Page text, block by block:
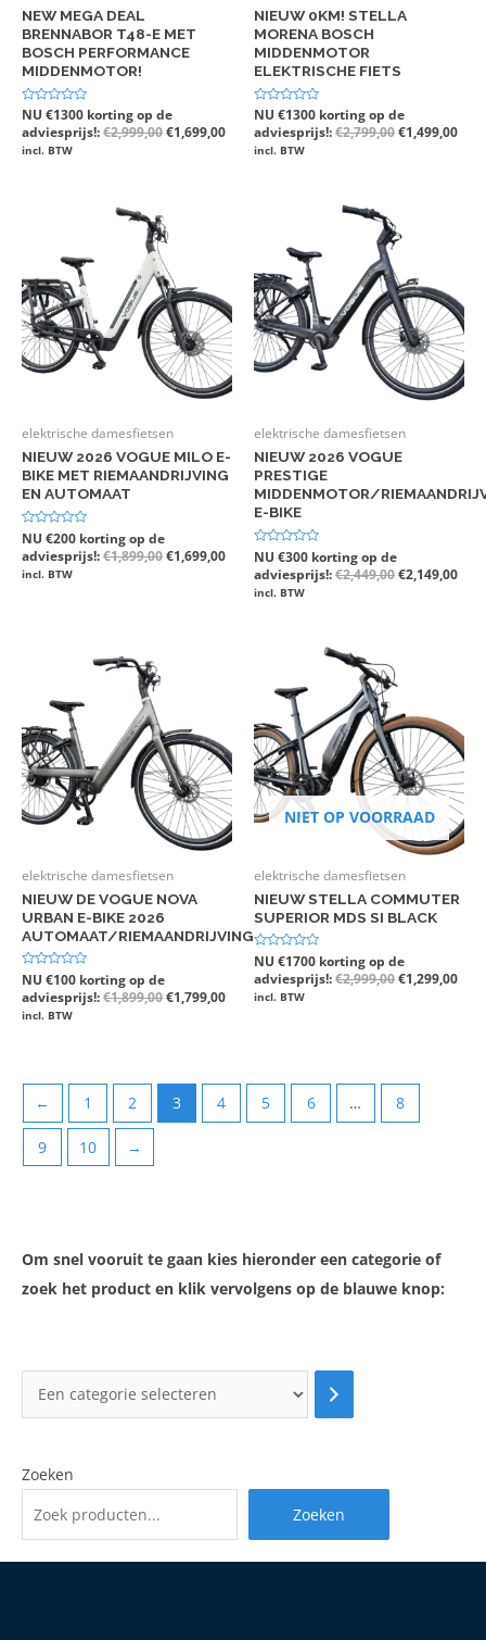
NEW MEGA DEAL
BRENNABOR T48-E MET
BOSCH PERFORMANCE
MIDDENMOTOR!
Gewaardeerd
0
uit
5
NU €1300 korting op de
adviesprijs!:€2,999,00€1,699,00
incl. BTW
NIEUW 0KM! STELLA
MORENA BOSCH
MIDDENMOTOR
ELEKTRISCHE FIETS
Gewaardeerd
0
uit
5
NU €1300 korting op de
adviesprijs!:€2,799,00€1,499,00
incl. BTW
elektrische damesfietsen
NIEUW 2026 VOGUE MILO E-
BIKE MET RIEMAANDRIJVING
EN AUTOMAAT
Gewaardeerd
0
uit
5
NU €200 korting op de
adviesprijs!:€1,899,00€1,699,00
incl. BTW
elektrische damesfietsen
NIEUW 2026 VOGUE
PRESTIGE
MIDDENMOTOR/
E-BIKE
Gewaardeerd
0
uit
5
NU €300 korting op de
adviesprijs!:€2,449,00€2,149,00
incl. BTW
elektrische damesfietsen
NIEUW DE VOGUE NOVA
URBAN E-BIKE 2026
AUTOMAAT/RIEMAANDRIJVING
Gewaardeerd
0
uit
5
NU €100 korting op de
adviesprijs!:€1,899,00€1,799,00
incl. BTW
NIET OP VOORRAAD
elektrische damesfietsen
NIEUW STELLA COMMUTER
SUPERIOR MDS SI BLACK
Gewaardeerd
0
uit
5
NU €1700 korting op de
adviesprijs!:€2,999,00€1,299,00
incl. BTW
← 1 2 3 4 5 6 … 8
9 10 →
Om snel vooruit te gaan kies hieronder een categorie of
zoek het product en klik vervolgens op de blauwe knop:
Zoeken
Zoeken